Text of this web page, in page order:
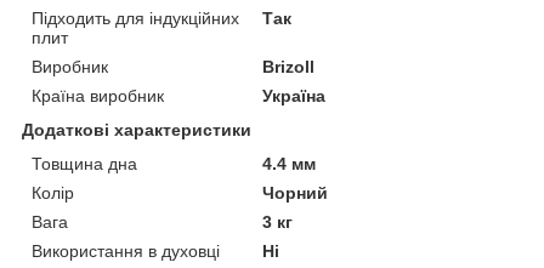
Підходить для індукційних
плит
Так
Виробник
Brizoll
Країна виробник
Україна
Додаткові характеристики
Товщина дна
4.4 мм
Колір
Чорний
Вага
3 кг
Використання в духовці
Ні